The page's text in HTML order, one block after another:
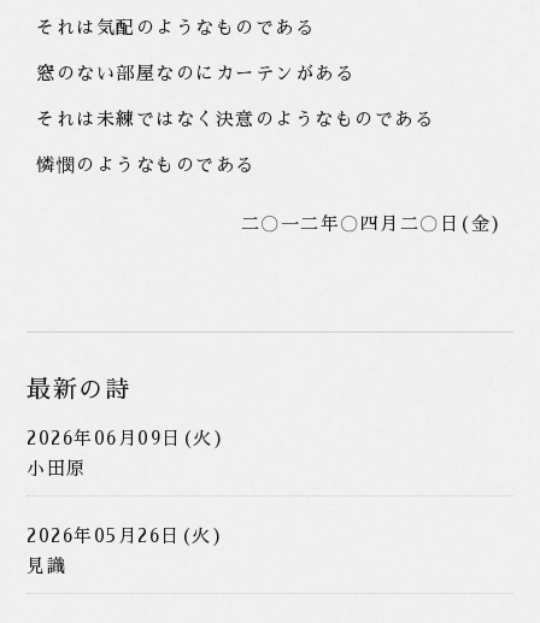
それは気配のようなものである
窓のない部屋なのにカーテンがある
それは未練ではなく決意のようなものである
憐憫のようなものである
二〇一二年〇四月二〇日(金)
最新の詩
2026年06月09日(火)
小田原
2026年05月26日(火)
見識